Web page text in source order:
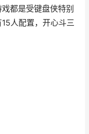
都是受键盘侠特别
人配置，开心斗三